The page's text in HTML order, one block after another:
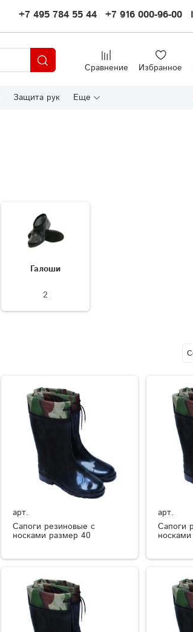
+7 495 784 55 44 +7 916 000-96-00
Сравнение Избранное
Защита рук Еще
Галоши
2
арт.
Сапоги резиновые с
носками размер 40
арт.
Сапоги